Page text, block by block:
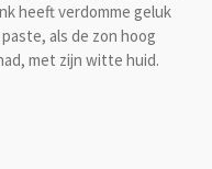
heeft verdomme geluk
als de zon hoog
met zijn witte huid.